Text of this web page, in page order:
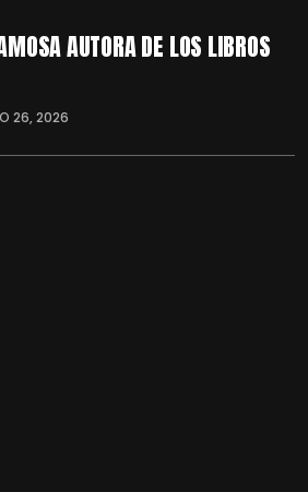
AUTORA DE LOS LIBROS
26, 2026